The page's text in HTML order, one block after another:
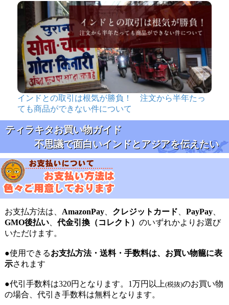
インドとの取引は根気が勝負！ 注文から半年たっ
ても商品ができない件について
ティラキタお買い物ガイド
不思議で面白いインドとアジアを伝えたい
お支払方法は、 AmazonPay、 クレジットカード PayPay、
GMO後払い、代金引換（コレクト） のいずれかよりお選び
いただけます。
●使用できるお支払方法・送料・手数料は、お買い物籠に表
示されます
●代引手数料は320円となります。1万円以上(税抜)のお買い物
の場合、代引き手数料は無料となります。